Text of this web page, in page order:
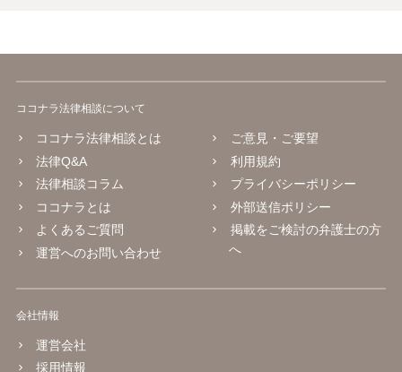
ココナラ法律相談について
ココナラ法律相談とは
法律Q&A
法律相談コラム
ココナラとは
よくあるご質問
運営へのお問い合わせ
ご意見・ご要望
利用規約
プライバシーポリシー
外部送信ポリシー
掲載をご検討の弁護士の方
へ
会社情報
運営会社
採用情報